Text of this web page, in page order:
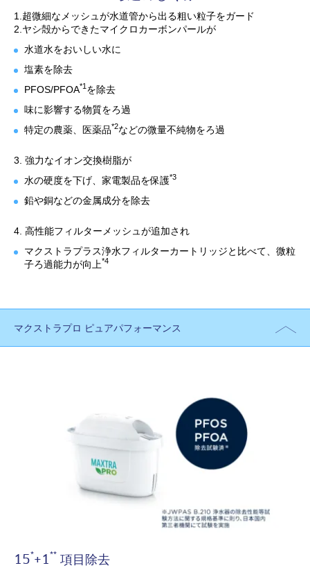
1.超微細なメッシュが水道管から出る粗い粒子をガード
2.ヤシ殻からできたマイクロカーボンパールが
水道水をおいしい水に
塩素を除去
PFOS/PFOA*1 を除去
味に影響する物質をろ過
特定の農薬、医薬品*2などの微量不純物をろ過
3. 強力なイオン交換樹脂が
水の硬度を下げ、家電製品を保護*3
鉛や銅などの金属成分を除去
4. 高性能フィルターメッシュが追加され
マクストラプラス浄水フィルターカートリッジと比べて、微粒
子ろ過能力が向上*4
マクストラプロ ピュアパフォーマンス
15*+1 ** 項目除去